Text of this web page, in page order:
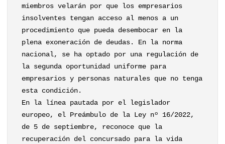
miembros velarán por que los empresarios
insolventes tengan acceso al menos a un
procedimiento que pueda desembocar en la
plena exoneración de deudas. En la norma
nacional, se ha optado por una regulación de
la segunda oportunidad uniforme para
empresarios y personas naturales que no tenga
esta condición.
En la línea pautada por el legislador
europeo, el Preámbulo de la Ley nº 16/2022,
de 5 de septiembre, reconoce que la
recuperación del concursado para la vida